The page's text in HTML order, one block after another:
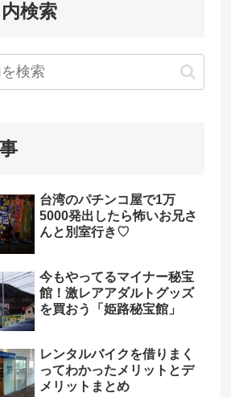
検索
台湾のパチンコ屋で1万
5000発出したら怖いお兄さ
んと別室行き♡
今もやってるマイナー秘宝
館！激レアアダルトグッズ
を買おう「姫路秘宝館」
レンタルバイクを借りまく
ってわかったメリットとデ
メリットまとめ